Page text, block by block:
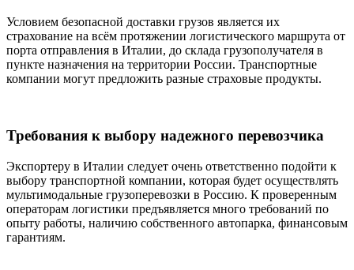
Условием безопасной доставки грузов является их
страхование на всём протяжении логистического маршрута от
порта отправления в Италии, до склада грузополучателя в
пункте назначения на территории России. Транспортные
компании могут предложить разные страховые продукты.
Требования к выбору надежного перевозчика
Экспортеру в Италии следует очень ответственно подойти к
выбору транспортной компании, которая будет осуществлять
мультимодальные грузоперевозки в Россию. К проверенным
операторам логистики предъявляется много требований по
опыту работы, наличию собственного автопарка, финансовым
гарантиям.